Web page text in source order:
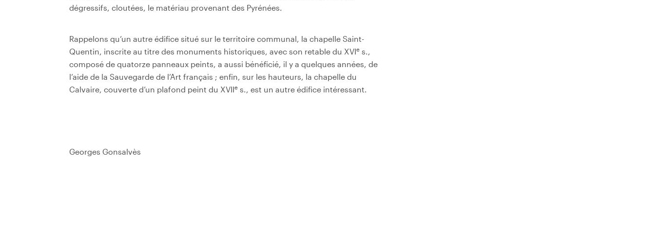
dégressifs, cloutées, le matériau provenant des Pyrénées.
Rappelons qu’un autre édifice situé sur le territoire communal, la chapelle Saint-
Quentin, inscrite au titre des monuments historiques, avec son retable du XVIe s.,
composé de quatorze panneaux peints, a aussi bénéficié, il y a quelques années, de
l’aide de la Sauvegarde de l’Art français ; enfin, sur les hauteurs, la chapelle du
Calvaire, couverte d’un plafond peint du XVIIe s., est un autre édifice intéressant.
Georges Gonsalvès